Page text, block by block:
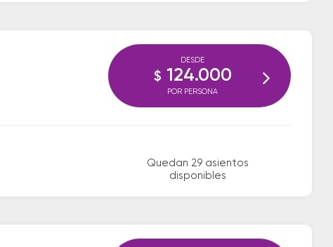
Quedan 29 asientos
disponibles
DESDE
$ 124.000
POR PERSONA